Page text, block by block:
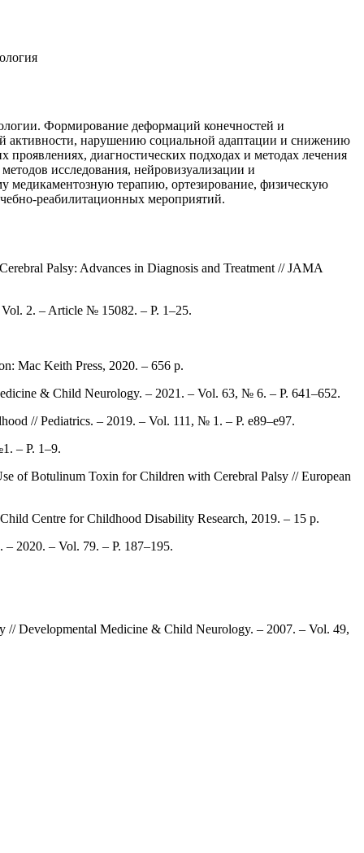
Формирование деформаций конечностей и
активности, нарушению социальной адаптации и снижению
проявлениях, диагностических подходах и методах лечения
исследования, нейровизуализации и
терапию, ортезирование, физическую
реабилитационных мероприятий.
Palsy: Advances in Diagnosis and Treatment // JAMA
Vol. 2. – Article № 15082. – P. 1–25.
Mac Keith Press, 2020. – 656 p.
& Child Neurology. – 2021. – Vol. 63, № 6. – P. 641–652.
// Pediatrics. – 2019. – Vol. 111, № 1. – P. e89–e97.
– P. 1–9.
of Botulinum Toxin for Children with Cerebral Palsy // European
Centre for Childhood Disability Research, 2019. – 15 p.
2020. – Vol. 79. – P. 187–195.
// Developmental Medicine & Child Neurology. – 2007. – Vol. 49,